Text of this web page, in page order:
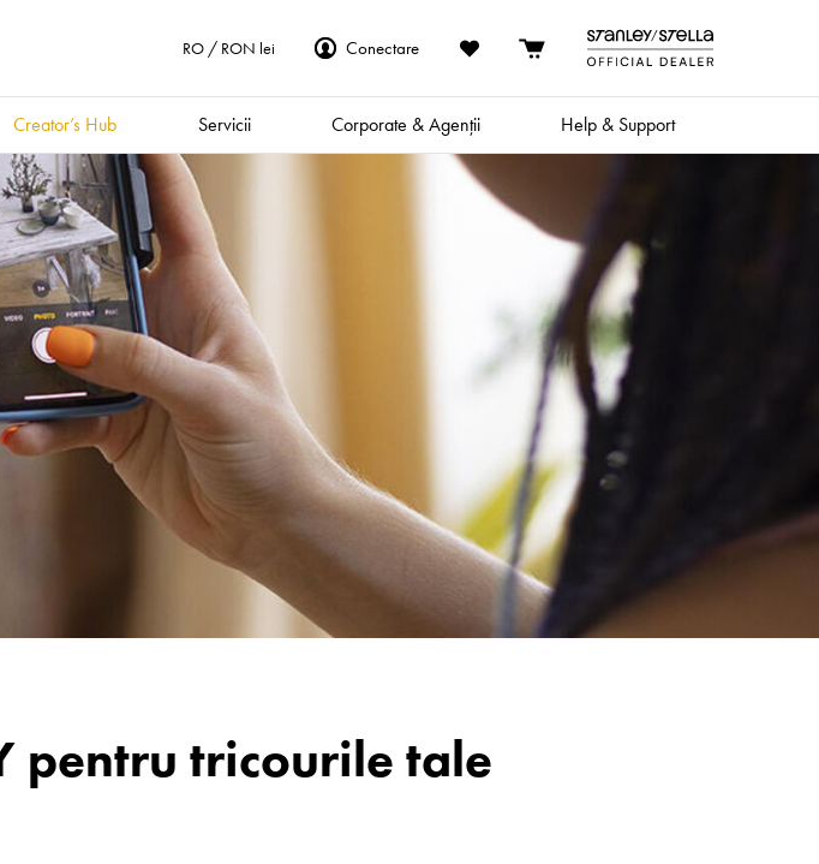
RO / RON lei Conectare
Creator’s Hub Servicii Corporate & Agenții Help & Support
pentru tricourile tale